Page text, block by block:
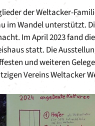
der Weltacker-
im Wandel unterstützt.
Im April 2023 fand
statt. Die
und weiteren
Vereins Weltacker